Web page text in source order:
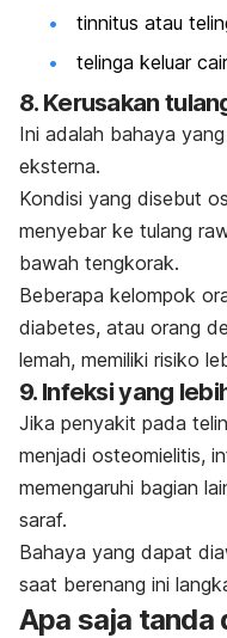
tinnitus atau
telinga keluar
8. Kerusakan
Ini adalah bahaya
eksterna.
Kondisi yang disebut
menyebar ke tulang
bawah tengkorak.
Beberapa kelompok
diabetes, atau orang
lemah, memiliki risiko
9. Infeksi yang
Jika penyakit pada
menjadi osteomielitis,
memengaruhi bagian
saraf.
Bahaya yang dapat
saat berenang ini
Apa saja tanda